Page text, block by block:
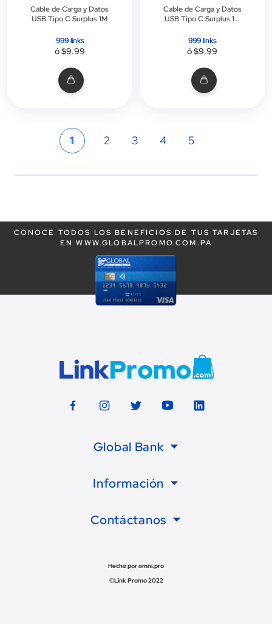
Cable de Carga y Datos
USB Tipo C Surplus 1M
999 links
ó $9.99
Cable de Carga y Datos
USB Tipo C Surplus 1M
999 links
ó $9.99
Actualmente
página
1 Página
2 Página
3 Página
4 Página
5
CONOCE TODOS LOS BENEFICIOS DE TUS TARJETAS
EN WWW.GLOBALPROMO.COM.PA
Global Bank
Información
Contáctanos
Hecho por omni.pro
©Link Promo 2022